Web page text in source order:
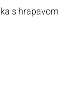
s hrapavom